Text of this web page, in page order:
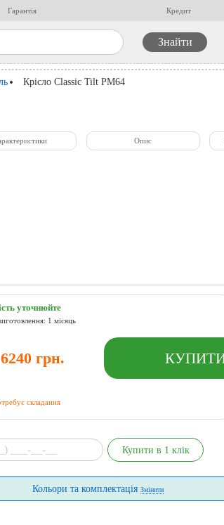
Гарантія Кредит
Крісло Classic Tilt PM64
Опис
уточнюйте
1 місяць
6240 грн.
складання
Кольори та комплектація Змінити